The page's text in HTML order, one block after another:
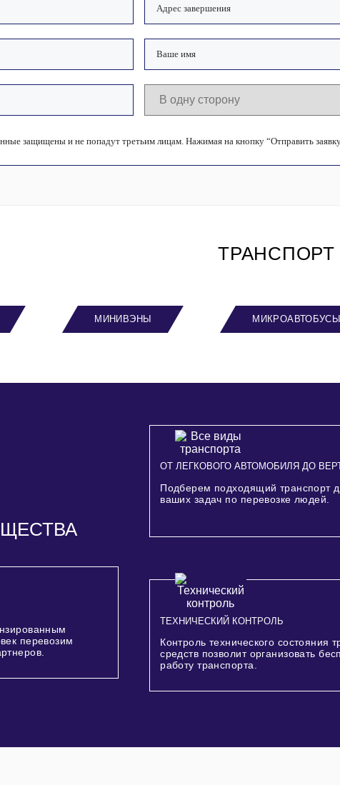
защищены и не попадут третьим лицам. Нажимая на кнопку “Отправить
ТРАНСПОРТ
МИНИВЭНЫ МИКРОАВТОБУСЫ
ОТ ЛЕГКОВОГО АВТОМОБИЛЯ ДО
Подберем подходящий транспорт
ваших задач по перевозке людей.
перевозим
ТЕХНИЧЕСКИЙ КОНТРОЛЬ
Контроль технического состояния
средств позволит организовать
работу транспорта.